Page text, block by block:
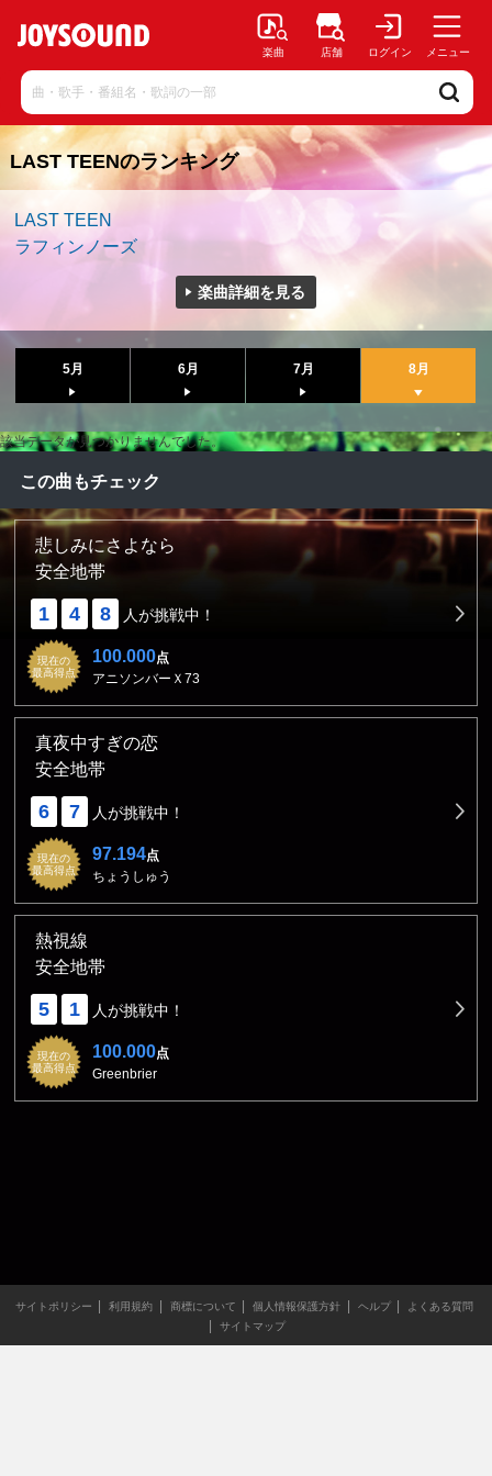
楽曲 店舗 ログイン メニュー
LAST TEENのランキング
LAST TEEN
ラフィンノーズ
楽曲詳細を見る
5月 6月 7月 8月
該当データが見つかりませんでした。
この曲もチェック
悲しみにさよなら
安全地帯
1 4 8 人が挑戦中！
現在の
最高得点
100.000点
アニソンバーＸ73
真夜中すぎの恋
安全地帯
6 7 人が挑戦中！
現在の
最高得点
97.194点
ちょうしゅう
熱視線
安全地帯
5 1 人が挑戦中！
現在の
最高得点
100.000点
Greenbrier
サイトポリシー 利用規約 商標について 個人情報保護方針 ヘルプ
よくある質問
サイトマップ